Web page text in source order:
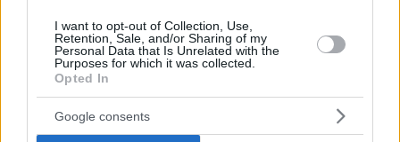
I want to opt-out of Collection, Use,
Retention, Sale, and/or Sharing of my
Personal Data that Is Unrelated with the
Purposes for which it was collected.
Opted In
Google consents
ΕΠΕΝΔΥΣΕΙΣ
Τα 4 κατασκευαστικά έργα που ξεχώρισαν το 2023